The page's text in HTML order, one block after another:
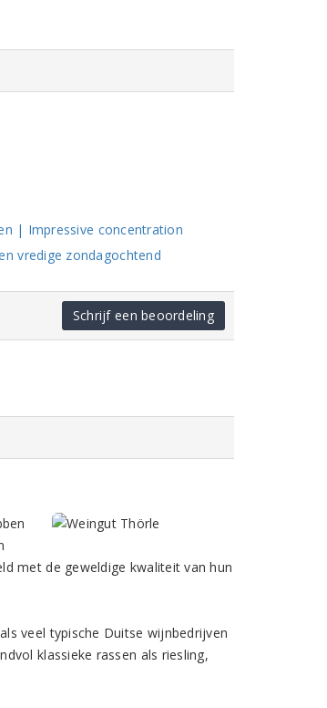
| Impressive concentration
vredige zondagochtend
Schrijf een beoordeling
met de geweldige kwaliteit van hun
veel typische Duitse wijnbedrijven
klassieke rassen als riesling,